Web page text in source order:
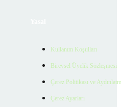
Kullanım Koşulları
Bireysel Üyelik Sözleşmesi
Çerez Politikası ve
Çerez Ayarları